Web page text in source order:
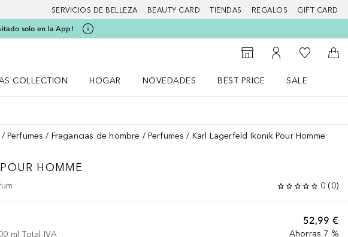
SERVICIOS DE BELLEZA BEAUTY CARD TIENDAS REGALOS GIFT CARD
solo en la App!
Home
Al Storefinder
Mi cuenta
Mi lista de
A
COLLECTION
HOGAR
NOVEDADES
BEST PRICE
SALE
Perfumes Fragancias de hombre Perfumes Karl Lagerfeld Ikonik Pour Homme
HOMME
0 (0)
52,99 €
Ahorras 7 %
ml Total IVA